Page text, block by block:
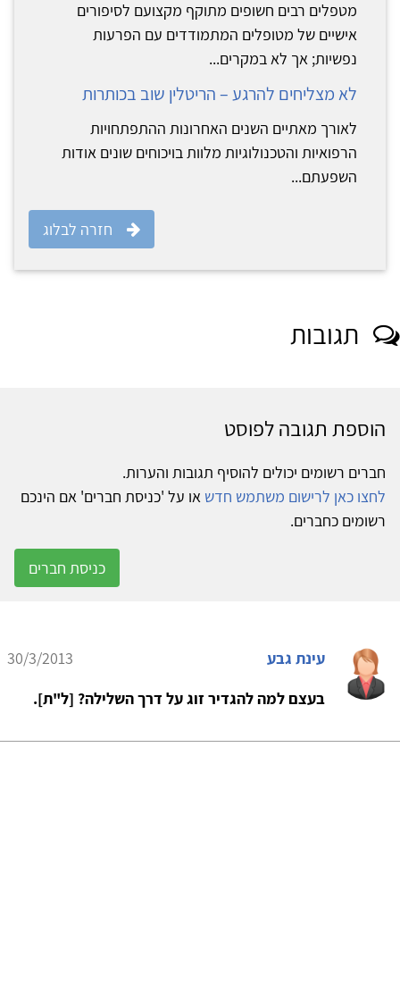
מטפלים רבים חשופים מתוקף מקצועם לסיפורים
אישיים של מטופלים המתמודדים עם הפרעות
נפשיות; אך לא במקרים...
לא מצליחים להרגע – הריטלין שוב בכותרות
לאורך מאתיים השנים האחרונות ההתפתחויות
הרפואיות והטכנולוגיות מלוות בויכוחים שונים אודות
השפעתם...
חזרה לבלוג
תגובות
הוספת תגובה לפוסט
חברים רשומים יכולים להוסיף תגובות והערות.
לחצו כאן לרישום משתמש חדש או על 'כניסת חברים' אם הינכם
רשומים כחברים.
כניסת חברים
עינת גבע
30/3/2013
בעצם למה להגדיר זוג על דרך השלילה? [ל"ת].